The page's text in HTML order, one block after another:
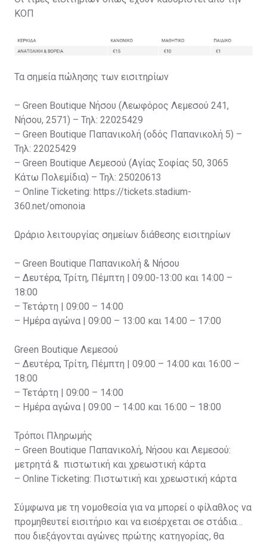
ΚΟΠ
Τα σημεία πώλησης των εισιτηρίων
– Green Boutique Νήσου (Λεωφόρος Λεμεσού 241,
Νήσου, 2571) – Τηλ: 22025429
– Green Boutique Παπανικολή (οδός Παπανικολή 5) –
Τηλ: 22025429
– Green Boutique Λεμεσού (Αγίας Σοφίας 50, 3065
Κάτω Πολεμίδια) – Τηλ: 25020613
– Online Ticketing: https://tickets.stadium-
360.net/omonoia
Ωράριο λειτουργίας σημείων διάθεσης εισιτηρίων
– Green Boutique Παπανικολή & Νήσου
– Δευτέρα, Τρίτη, Πέμπτη | 09:00-13:00 και 14:00 –
18:00
– Τετάρτη | 09:00 – 14:00
– Ημέρα αγώνα | 09:00 – 13:00 και 14:00 – 17:00
Green Boutique Λεμεσού
– Δευτέρα, Τρίτη, Πέμπτη | 09:00 – 14:00 και 16:00 –
18:00
– Τετάρτη | 09:00 – 14:00
– Ημέρα αγώνα | 09:00 – 14:00 και 16:00 – 18:00
Τρόποι Πληρωμής
– Green Boutique Παπανικολή, Νήσου και Λεμεσού:
μετρητά & πιστωτική και χρεωστική κάρτα
– Online Ticketing: Πιστωτική και χρεωστική κάρτα
Σύμφωνα με τη νομοθεσία για να μπορεί ο φίλαθλος να
προμηθευτεί εισιτήριο και να εισέρχεται σε στάδια
που διεξάγονται αγώνες πρώτης κατηγορίας, θα